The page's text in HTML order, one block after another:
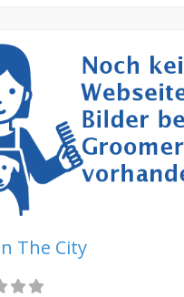
uns Ihre Erfahrungen
gerne mit.
The City